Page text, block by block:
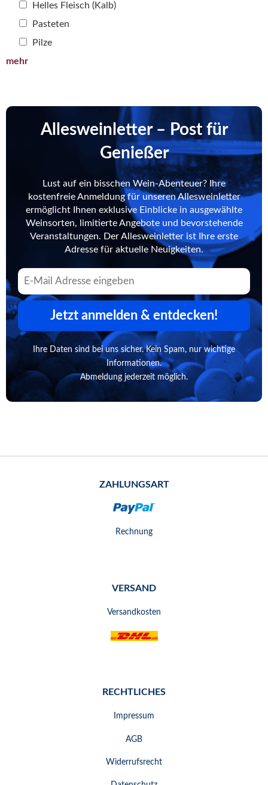
Helles Fleisch (Kalb)
Pasteten
Pilze
mehr
Allesweinletter – Post für
Genießer
Lust auf ein bisschen Wein-Abenteuer? Ihre
kostenfreie Anmeldung für unseren Allesweinletter
ermöglicht Ihnen exklusive Einblicke in ausgewählte
Weinsorten, limitierte Angebote und bevorstehende
Veranstaltungen. Der Allesweinletter ist Ihre erste
Adresse für aktuelle Neuigkeiten.
Jetzt anmelden & entdecken!
Ihre Daten sind bei uns sicher. Kein Spam, nur wichtige
Informationen.
Abmeldung jederzeit möglich.
ZAHLUNGSART
Rechnung
VERSAND
Versandkosten
RECHTLICHES
Impressum
AGB
Widerrufsrecht